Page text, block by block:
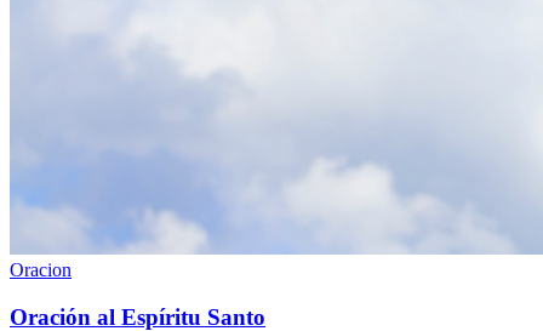
Oracion
Oración al Espíritu Santo